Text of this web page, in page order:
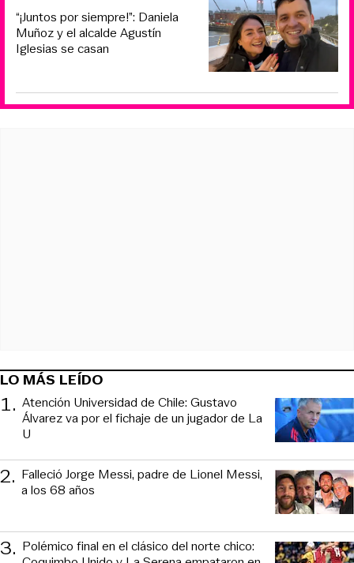
“¡Juntos por siempre!”: Daniela
Muñoz y el alcalde Agustín
Iglesias se casan
LO MÁS LEÍDO
1. Atención Universidad de Chile: Gustavo
Álvarez va por el fichaje de un jugador de La
U
2. Falleció Jorge Messi, padre de Lionel Messi,
a los 68 años
3. Polémico final en el clásico del norte chico: